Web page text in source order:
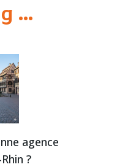
...
agence
?